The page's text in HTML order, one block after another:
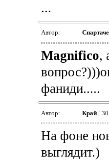
...
Автор:
Magnifico,
фаниди.....
Автор: Край[ 30
На фоне
выглядит.)